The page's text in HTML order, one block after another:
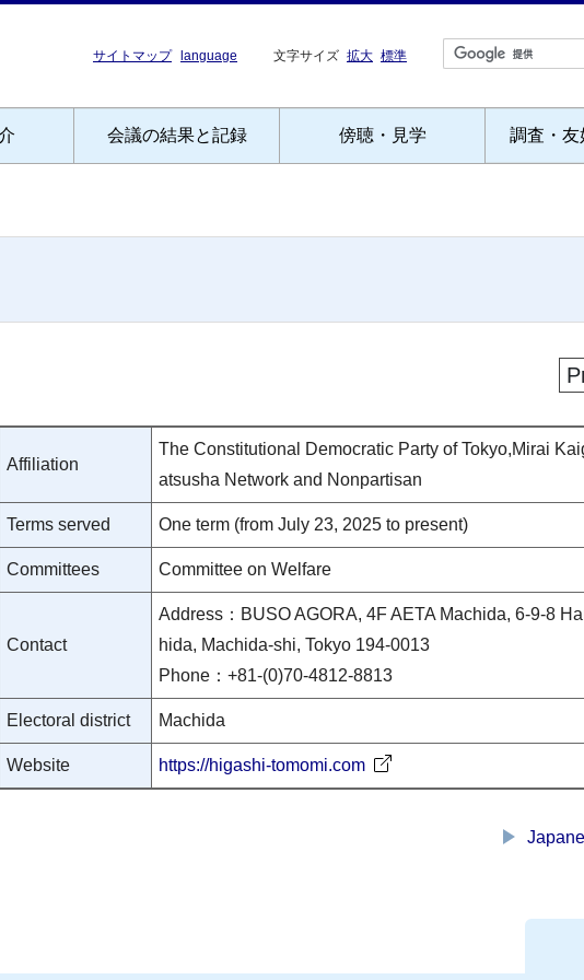
サイトマップ language 文字サイズ 拡大 標準
会議の結果と記録 傍聴・見学 調査・友
Affiliation
The Constitutional Democratic Party of Tokyo,Mirai
atsusha Network and Nonpartisan
Terms served One term (from July 23, 2025 to present)
Committees Committee on Welfare
Contact
Address：BUSO AGORA, 4F AETA Machida, 6-9-8
hida, Machida-shi, Tokyo 194-0013
Phone：+81-(0)70-4812-8813
Electoral district Machida
Website https://higashi-tomomi.com
play_arrow